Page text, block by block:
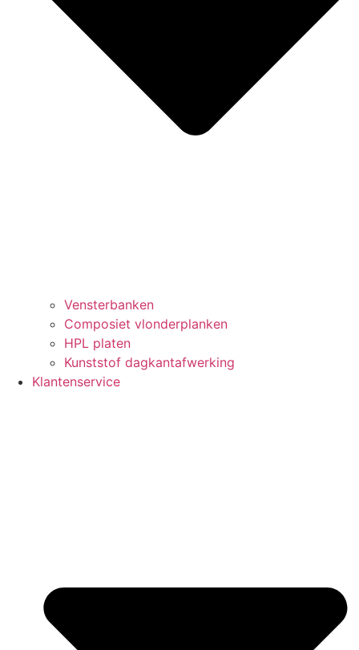
Vensterbanken
Composiet vlonderplanken
HPL platen
Kunststof dagkantafwerking
Klantenservice